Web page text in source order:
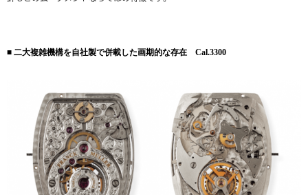
■ 二大複雑機構を自社製で併載した画期的な存在 Cal.3300